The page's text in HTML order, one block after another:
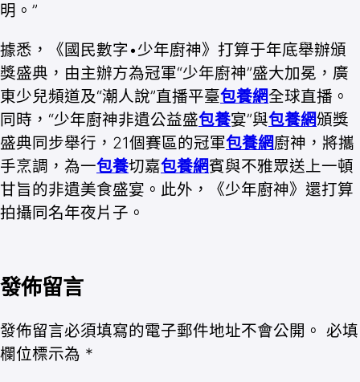
明。”
據悉，《國民數字•少年廚神》打算于年底舉辦頒
獎盛典，由主辦方為冠軍“少年廚神”盛大加冕，廣
東少兒頻道及“潮人說”直播平臺包養網全球直播。
同時，“少年廚神非遺公益盛包養宴”與包養網頒獎
盛典同步舉行，21個賽區的冠軍包養網廚神，將攜
手烹調，為一包養切嘉包養網賓與不雅眾送上一頓
甘旨的非遺美食盛宴。此外，《少年廚神》還打算
拍攝同名年夜片子。
發佈留言
發佈留言必須填寫的電子郵件地址不會公開。 必填
欄位標示為 *